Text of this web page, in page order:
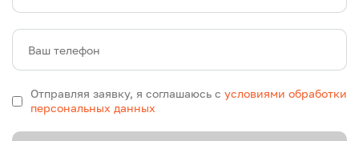
Ваш телефон
Отправляя заявку, я соглашаюсь с условиями обработки
персональных данных